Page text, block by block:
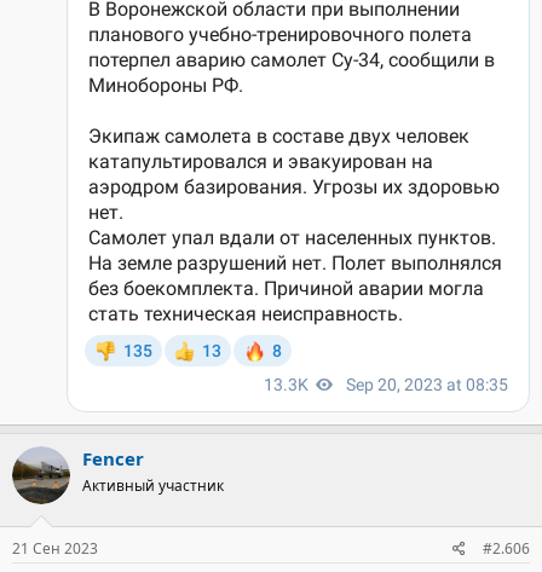
Fencer
Активный участник
21 Сен 2023 #2.606